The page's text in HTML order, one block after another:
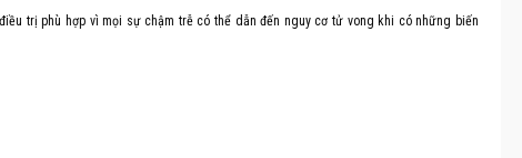
trị phù hợp vì mọi sự chậm trễ có thể dẫn đến nguy cơ tử vong khi có những biến